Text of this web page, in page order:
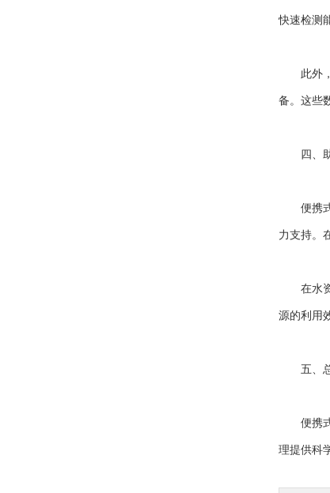
快速检测
此外，
备。这些
四、助
便携式
力支持。
在水资
源的利用
五、
便携式
理提供科